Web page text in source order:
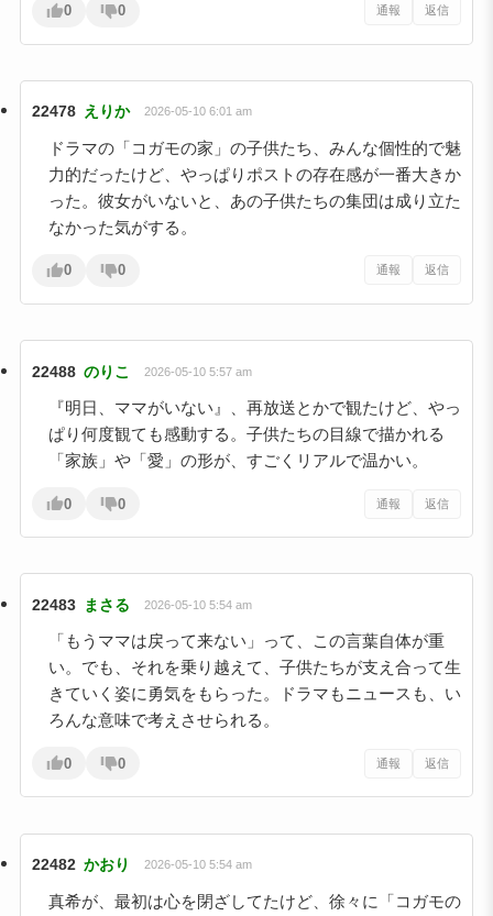
0 0 通報 返信
22478 えりか 2026-05-10 6:01 am
ドラマの「コガモの家」の子供たち、みんな個性的で魅
力的だったけど、やっぱりポストの存在感が一番大きか
った。彼女がいないと、あの子供たちの集団は成り立た
なかった気がする。
0 0 通報 返信
22488 のりこ 2026-05-10 5:57 am
『明日、ママがいない』、再放送とかで観たけど、やっ
ぱり何度観ても感動する。子供たちの目線で描かれる
「家族」や「愛」の形が、すごくリアルで温かい。
0 0 通報 返信
22483 まさる 2026-05-10 5:54 am
「もうママは戻って来ない」って、この言葉自体が重
い。でも、それを乗り越えて、子供たちが支え合って生
きていく姿に勇気をもらった。ドラマもニュースも、い
ろんな意味で考えさせられる。
0 0 通報 返信
22482 かおり 2026-05-10 5:54 am
真希が、最初は心を閉ざしてたけど、徐々に「コガモの